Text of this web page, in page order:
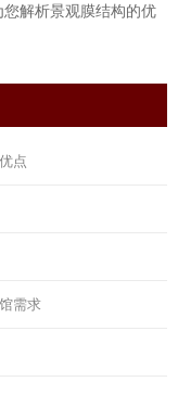
解析景观膜结构的优
点
需求